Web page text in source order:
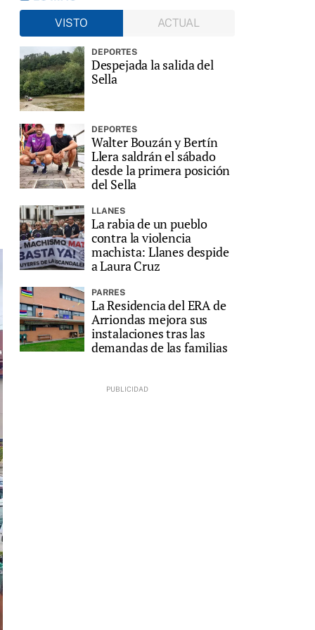
VISTO
ACTUAL
DEPORTES
Despejada la salida del
Sella
DEPORTES
Walter Bouzán y Bertín
Llera saldrán el sábado
desde la primera posición
del Sella
LLANES
La rabia de un pueblo
contra la violencia
machista: Llanes despide
a Laura Cruz
PARRES
La Residencia del ERA de
Arriondas mejora sus
instalaciones tras las
demandas de las familias